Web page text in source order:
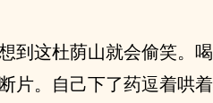
到这杜荫山就会偷笑。
片。自己下了药逗着哄